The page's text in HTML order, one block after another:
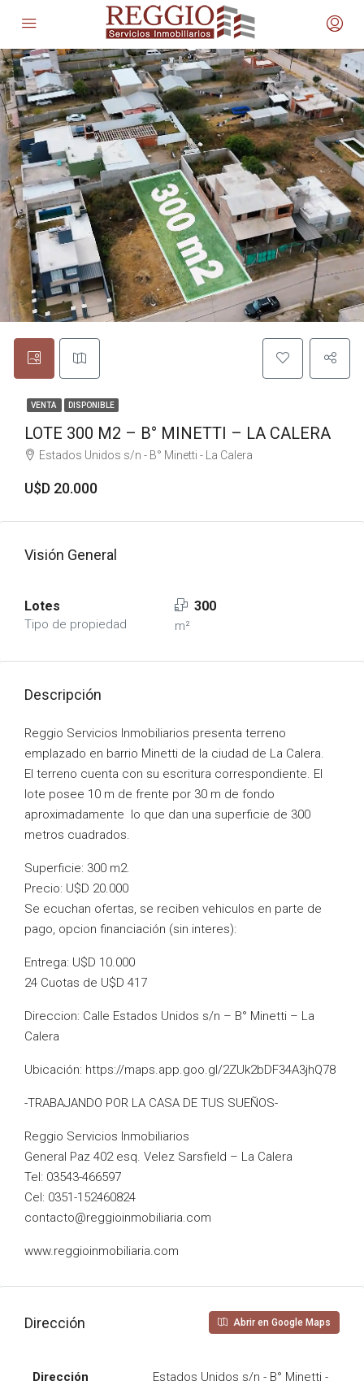
VENTA DISPONIBLE
LOTE 300 M2 – B° MINETTI – LA CALERA
Estados Unidos s/n - B° Minetti - La Calera
U$D 20.000
Visión General
Lotes
Tipo de propiedad
300
m²
Descripción
Reggio Servicios Inmobiliarios presenta terreno
emplazado en barrio Minetti de la ciudad de La Calera.
El terreno cuenta con su escritura correspondiente. El
lote posee 10 m de frente por 30 m de fondo
aproximadamente lo que dan una superficie de 300
metros cuadrados.
Superficie: 300 m2.
Precio: U$D 20.000
Se ecuchan ofertas, se reciben vehiculos en parte de
pago, opcion financiación (sin interes):
Entrega: U$D 10.000
24 Cuotas de U$D 417
Direccion: Calle Estados Unidos s/n – B° Minetti – La
Calera
Ubicación: https://maps.app.goo.gl/2ZUk2bDF34A3jhQ78
-TRABAJANDO POR LA CASA DE TUS SUEÑOS-
Reggio Servicios Inmobiliarios
General Paz 402 esq. Velez Sarsfield – La Calera
Tel: 03543-466597
Cel: 0351-152460824
contacto@reggioinmobiliaria.com
www.reggioinmobiliaria.com
Dirección Abrir en Google Maps
Dirección
Estados Unidos s/n - B° Minetti -